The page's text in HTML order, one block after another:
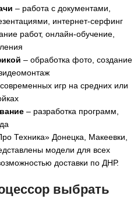
– работа с документами,
интернет-серфинг
работ, онлайн-обучение,
– обработка фото, создание
игр на средних или
– разработка программ,
Техника» Донецка, Макеевки,
модели для всех
доставки по ДНР.
выбрать